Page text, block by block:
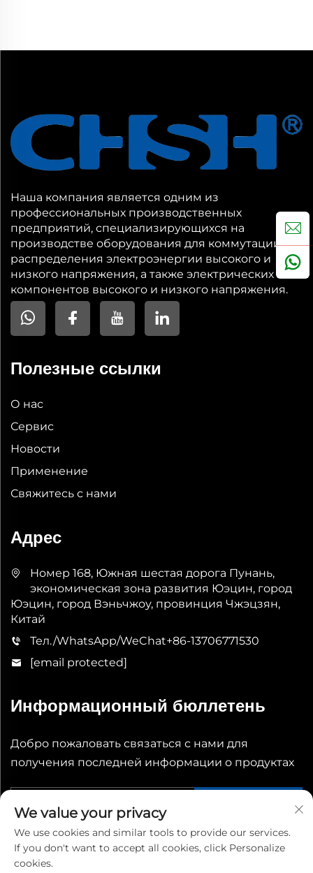
панелей PV
Наша компания является одним из
профессиональных производственных
предприятий, специализирующихся на
производстве оборудования для коммутации и
распределения электроэнергии высокого и
низкого напряжения, а также электрических
компонентов высокого и низкого напряжения.
Полезные ссылки
О нас
Сервис
Новости
Применение
Свяжитесь с нами
Адрес
Номер 168, Южная шестая дорога Пунань,
экономическая зона развития Юэцин, город
Юэцин, город Вэньчжоу, провинция Чжэцзян,
Китай
Тел./WhatsApp/WeChat+86-13706771530
[email protected]
Информационный бюллетень
Добро пожаловать связаться с нами для
получения последней информации о продуктах
We value your privacy
We use cookies and similar tools to provide our services.
If you don't want to accept all cookies, click Personalize
cookies.